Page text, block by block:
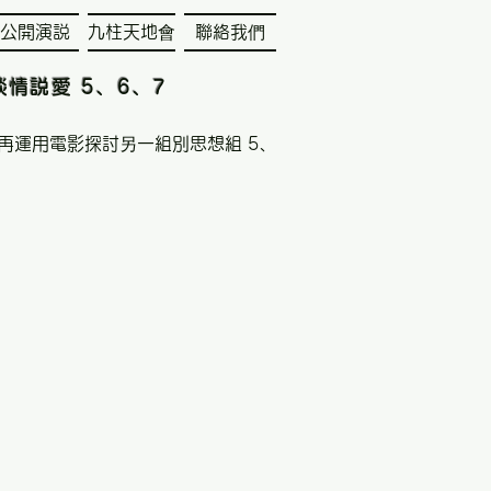
公開演説 九柱天地會 聯絡我們
説愛 5、6、7
用電影探討另一組別思想組 5、